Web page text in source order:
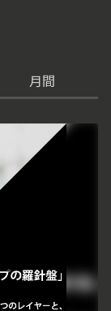
月間